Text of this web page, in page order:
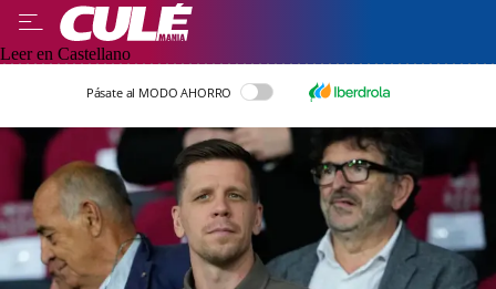
Leer en Castellano
Pásate al MODO AHORRO